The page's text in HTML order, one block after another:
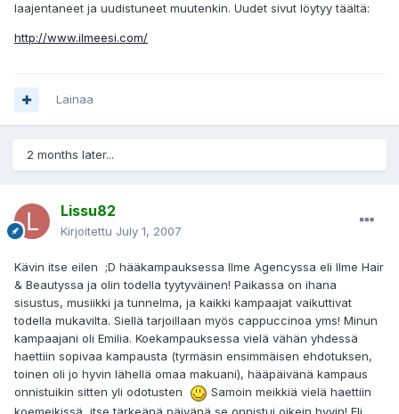
laajentaneet ja uudistuneet muutenkin. Uudet sivut löytyy täältä:
http://www.ilmeesi.com/
Lainaa
2 months later...
Lissu82
Kirjoitettu July 1, 2007
Kävin itse eilen ;D hääkampauksessa Ilme Agencyssa eli Ilme Hair
& Beautyssa ja olin todella tyytyväinen! Paikassa on ihana
sisustus, musiikki ja tunnelma, ja kaikki kampaajat vaikuttivat
todella mukavilta. Siellä tarjoillaan myös cappuccinoa yms! Minun
kampaajani oli Emilia. Koekampauksessa vielä vähän yhdessä
haettiin sopivaa kampausta (tyrmäsin ensimmäisen ehdotuksen,
toinen oli jo hyvin lähellä omaa makuani), hääpäivänä kampaus
onnistuikin sitten yli odotusten
Samoin meikkiä vielä haettiin
koemeikissä, itse tärkeänä päivänä se onnistui oikein hyvin! Eli